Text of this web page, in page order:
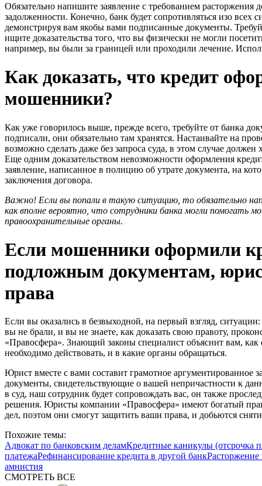
Обязательно напишите заявление с требованием расторжения
задолженности. Конечно, банк будет сопротивляться изо
демонстрируя вам якобы вами подписанные документы.
ищите доказательства того, что вы физически не могли
например, вы были за границей или проходили лечение.
Как доказать, что кредит
мошенники?
Как уже говорилось выше, прежде всего, требуйте от банка
подписали, они обязательно там хранятся. Настаивайте на
возможно сделать даже без запроса суда, в этом случае
Еще одним доказательством невозможности оформления
заявление, написанное в полицию об утрате документа, на
заключения договора.
Важно! Если вы попали в такую ситуацию, то обязательно
как вполне вероятно, что сотрудники банка могли помогать
правоохранительные органы.
Если мошенники оформили
подложным документам,
права
Если вы оказались в безвыходной, на первый взгляд, ситуации:
вы не брали, и вы не знаете, как доказать свою правоту,
«Правосфера». Знающий законы специалист объяснит вам, как
необходимо действовать, и в какие органы обращаться.
Юрист вместе с вами составит грамотное аргументированное
документы, свидетельствующие о вашей непричастности к
в суд, наш сотрудник будет сопровождать вас, он также
решения. Юристы компании «Правосфера» имеют богатый
дел, поэтом они смогут защитить ваши права, и добьются
Похожие темы:
Адвокат по банковским деламКредитные каникулы (отсрочка
платежаРефинансирование кредита в другой банкРасторжение
амнистия
СМОТРЕТЬ ВСЕ